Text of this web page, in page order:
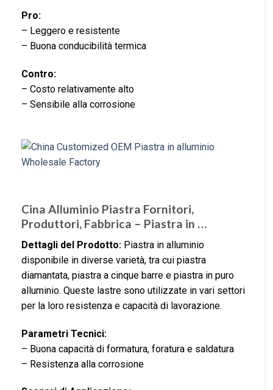
Pro:
– Leggero e resistente
– Buona conducibilità termica
Contro:
– Costo relativamente alto
– Sensibile alla corrosione
Cina Alluminio Piastra Fornitori,
Produttori, Fabbrica – Piastra in …
Dettagli del Prodotto: Piastra in alluminio
disponibile in diverse varietà, tra cui piastra
diamantata, piastra a cinque barre e piastra in puro
alluminio. Queste lastre sono utilizzate in vari settori
per la loro resistenza e capacità di lavorazione.
Parametri Tecnici:
– Buona capacità di formatura, foratura e saldatura
– Resistenza alla corrosione